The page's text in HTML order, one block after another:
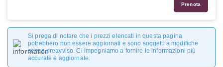
Prenota
Si prega di notare che i prezzi elencati in questa pagina
potrebbero non essere aggiornati e sono soggetti a modifiche
senza preavviso. Ci impegniamo a fornire le informazioni più
accurate e aggiornate.